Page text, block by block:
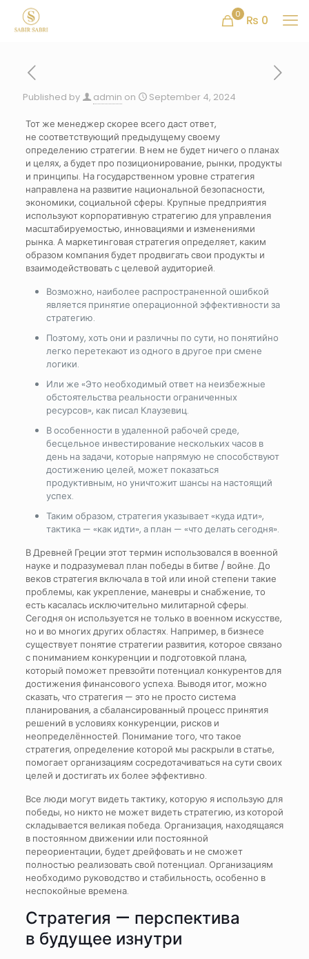
0 ₨ 0
Published by admin on September 4, 2024
Тот же менеджер скорее всего даст ответ,
не соответствующий предыдущему своему
определению стратегии. В нем не будет ничего о планах
и целях, а будет про позиционирование, рынки, продукты
и принципы. На государственном уровне стратегия
направлена на развитие национальной безопасности,
экономики, социальной сферы. Крупные предприятия
используют корпоративную стратегию для управления
масштабируемостью, инновациями и изменениями
рынка. А маркетинговая стратегия определяет, каким
образом компания будет продвигать свои продукты и
взаимодействовать с целевой аудиторией.
Возможно, наиболее распространенной ошибкой
является принятие операционной эффективности за
стратегию.
Поэтому, хоть они и различны по сути, но понятийно
легко перетекают из одного в другое при смене
логики.
Или же «Это необходимый ответ на неизбежные
обстоятельства реальности ограниченных
ресурсов», как писал Клаузевиц.
В особенности в удаленной рабочей среде,
бесцельное инвестирование нескольких часов в
день на задачи, которые напрямую не способствуют
достижению целей, может показаться
продуктивным, но уничтожит шансы на настоящий
успех.
Таким образом, стратегия указывает «куда идти»,
тактика — «как идти», а план — «что делать сегодня».
В Древней Греции этот термин использовался в военной
науке и подразумевал план победы в битве / войне. До
веков стратегия включала в той или иной степени такие
проблемы, как укрепление, маневры и снабжение, то
есть касалась исключительно милитарной сферы.
Сегодня он используется не только в военном искусстве,
но и во многих других областях. Например, в бизнесе
существует понятие стратегии развития, которое связано
с пониманием конкуренции и подготовкой плана,
который поможет превзойти потенциал конкурентов для
достижения финансового успеха. Выводя итог, можно
сказать, что стратегия — это не просто система
планирования, а сбалансированный процесс принятия
решений в условиях конкуренции, рисков и
неопределённостей. Понимание того, что такое
стратегия, определение которой мы раскрыли в статье,
помогает организациям сосредотачиваться на сути своих
целей и достигать их более эффективно.
Все люди могут видеть тактику, которую я использую для
победы, но никто не может видеть стратегию, из которой
складывается великая победа. Организация, находящаяся
в постоянном движении или постоянной
переориентации, будет дрейфовать и не сможет
полностью реализовать свой потенциал. Организациям
необходимо руководство и стабильность, особенно в
неспокойные времена.
Стратегия — перспектива
в будущее изнутри